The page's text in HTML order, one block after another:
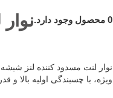
0 محصول وجود دارد.
نوار لنت مسدود کننده لنز
ویژه، با چسبندگی اولیه بالا